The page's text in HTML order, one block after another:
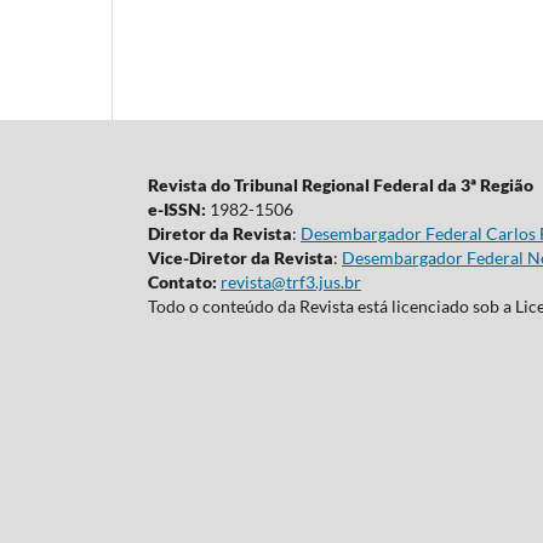
Revista do Tribunal Regional Federal da 3ª Região
e-ISSN: 1982-1506
Diretor da Revista: Desembargador Federal Carlos
Vice-Diretor da Revista: Desembargador Federal
Contato: revista@trf3.jus.br
Todo o conteúdo da Revista está licenciado sob a